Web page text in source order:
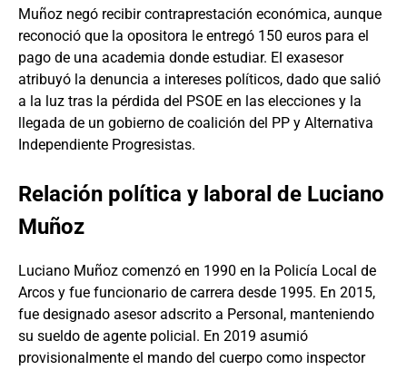
Muñoz negó recibir contraprestación económica, aunque
reconoció que la opositora le entregó 150 euros para el
pago de una academia donde estudiar. El exasesor
atribuyó la denuncia a intereses políticos, dado que salió
a la luz tras la pérdida del PSOE en las elecciones y la
llegada de un gobierno de coalición del PP y Alternativa
Independiente Progresistas.
Relación política y laboral de Luciano
Muñoz
Luciano Muñoz comenzó en 1990 en la Policía Local de
Arcos y fue funcionario de carrera desde 1995. En 2015,
fue designado asesor adscrito a Personal, manteniendo
su sueldo de agente policial. En 2019 asumió
provisionalmente el mando del cuerpo como inspector